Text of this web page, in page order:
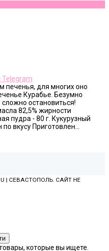
Telegram
печенья, для многих оно
Курабье. Безумно
остановиться!
82,5% жирности
пудра - 80 г. Кукурузный
вкусу Приготовлен...
| СЕВАСТОПОЛЬ. САЙТ НЕ
которые вы ищете.